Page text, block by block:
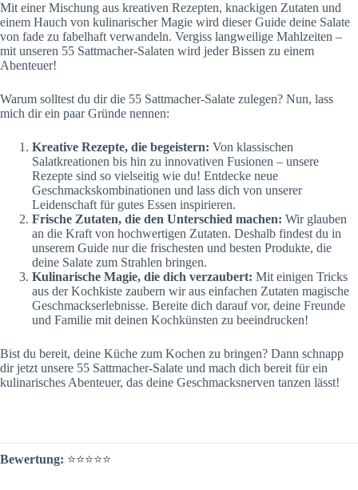
Mit einer Mischung aus kreativen Rezepten, knackigen Zutaten und
einem Hauch von kulinarischer Magie wird dieser Guide deine Salate
von fade zu fabelhaft verwandeln. Vergiss langweilige Mahlzeiten –
mit unseren 55 Sattmacher-Salaten wird jeder Bissen zu einem
Abenteuer!
Warum solltest du dir die 55 Sattmacher-Salate zulegen? Nun, lass
mich dir ein paar Gründe nennen:
Kreative Rezepte, die begeistern: Von klassischen
Salatkreationen bis hin zu innovativen Fusionen – unsere
Rezepte sind so vielseitig wie du! Entdecke neue
Geschmackskombinationen und lass dich von unserer
Leidenschaft für gutes Essen inspirieren.
Frische Zutaten, die den Unterschied machen: Wir glauben
an die Kraft von hochwertigen Zutaten. Deshalb findest du in
unserem Guide nur die frischesten und besten Produkte, die
deine Salate zum Strahlen bringen.
Kulinarische Magie, die dich verzaubert: Mit einigen Tricks
aus der Kochkiste zaubern wir aus einfachen Zutaten magische
Geschmackserlebnisse. Bereite dich darauf vor, deine Freunde
und Familie mit deinen Kochkünsten zu beeindrucken!
Bist du bereit, deine Küche zum Kochen zu bringen? Dann schnapp
dir jetzt unsere 55 Sattmacher-Salate und mach dich bereit für ein
kulinarisches Abenteuer, das deine Geschmacksnerven tanzen lässt!
Bewertung: ⭐️⭐️⭐️⭐️⭐️